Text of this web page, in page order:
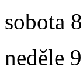
sobota
neděle